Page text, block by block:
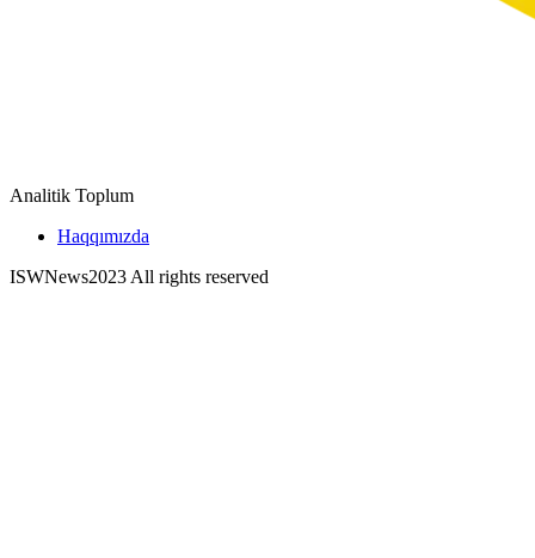
Analitik Toplum
Haqqımızda
ISWNews2023 All rights reserved